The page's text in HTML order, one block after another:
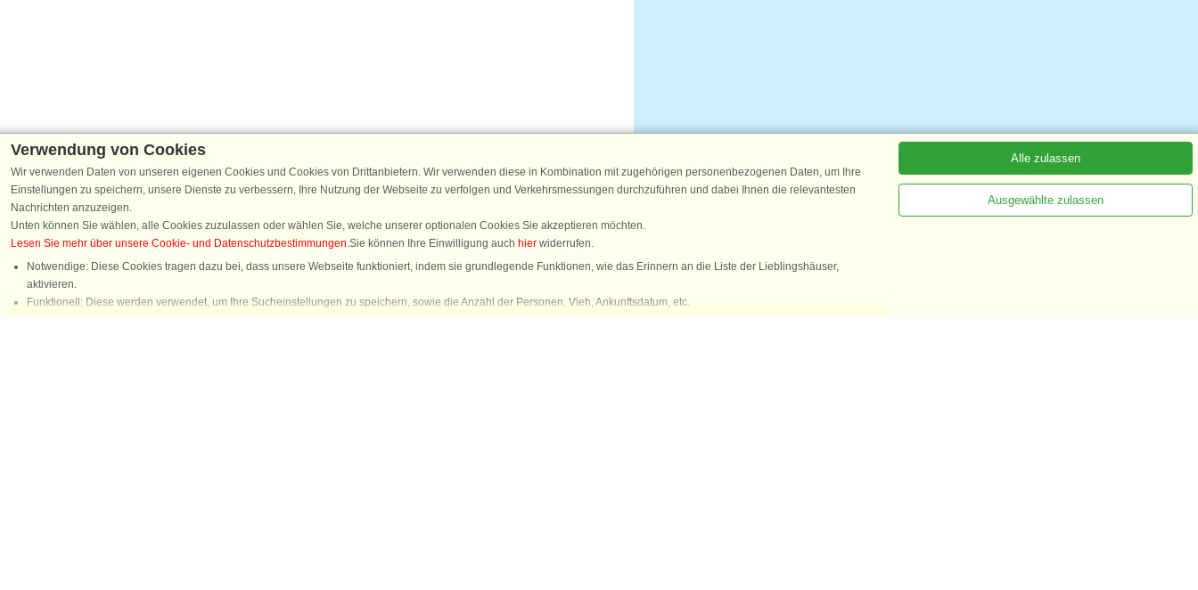
Verwendung von Cookies
Wir verwenden Daten von unseren eigenen Cookies und Cookies von Drittanbietern. Wir verwenden diese in Kombination mit zugehörigen personenbezogenen Daten, um Ihre
Einstellungen zu speichern, unsere Dienste zu verbessern, Ihre Nutzung der Webseite zu verfolgen und Verkehrsmessungen durchzuführen und dabei Ihnen die relevantesten
Nachrichten anzuzeigen.
Unten können Sie wählen, alle Cookies zuzulassen oder wählen Sie, welche unserer optionalen Cookies Sie akzeptieren möchten.
Lesen Sie mehr über unsere Cookie- und Datenschutzbestimmungen.Sie können Ihre Einwilligung auch hier widerrufen.
Notwendige: Diese Cookies tragen dazu bei, dass unsere Webseite funktioniert, indem sie grundlegende Funktionen, wie das Erinnern an die Liste der Lieblingshäuser,
aktivieren.
Funktionell: Diese werden verwendet, um Ihre Sucheinstellungen zu speichern, sowie die Anzahl der Personen, Vieh, Ankunftsdatum, etc.
Alle zulassen
Ausgewählte zulassen
Chatten